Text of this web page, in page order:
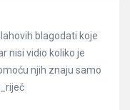
blagodati koje
nisi vidio koliko je
njih znaju samo